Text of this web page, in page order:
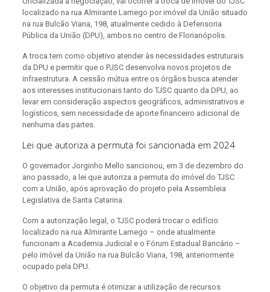
localizado na rua Almirante Lamego por imóvel da União situado
na rua Bulcão Viana, 198, atualmente cedido à Defensoria
Pública da União (DPU), ambos no centro de Florianópolis.
A troca tem como objetivo atender às necessidades estruturais
da DPU e permitir que o PJSC desenvolva novos projetos de
infraestrutura. A cessão mútua entre os órgãos busca atender
aos interesses institucionais tanto do TJSC quanto da DPU, ao
levar em consideração aspectos geográficos, administrativos e
logísticos, sem necessidade de aporte financeiro adicional de
nenhuma das partes.
Lei que autoriza a permuta foi sancionada em 2024
O governador Jorginho Mello sancionou, em 3 de dezembro do
ano passado, a lei que autoriza a permuta do imóvel do TJSC
com a União, após aprovação do projeto pela Assembleia
Legislativa de Santa Catarina.
Com a autorização legal, o TJSC poderá trocar o edifício
localizado na rua Almirante Lamego – onde atualmente
funcionam a Academia Judicial e o Fórum Estadual Bancário –
pelo imóvel da União na rua Bulcão Viana, 198, anteriormente
ocupado pela DPU.
O objetivo da permuta é otimizar a utilização de recursos